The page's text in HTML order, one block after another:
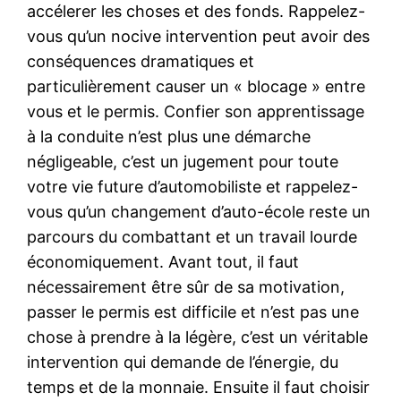
accélerer les choses et des fonds. Rappelez-
vous qu’un nocive intervention peut avoir des
conséquences dramatiques et
particulièrement causer un « blocage » entre
vous et le permis. Confier son apprentissage
à la conduite n’est plus une démarche
négligeable, c’est un jugement pour toute
votre vie future d’automobiliste et rappelez-
vous qu’un changement d’auto-école reste un
parcours du combattant et un travail lourde
économiquement. Avant tout, il faut
nécessairement être sûr de sa motivation,
passer le permis est difficile et n’est pas une
chose à prendre à la légère, c’est un véritable
intervention qui demande de l’énergie, du
temps et de la monnaie. Ensuite il faut choisir